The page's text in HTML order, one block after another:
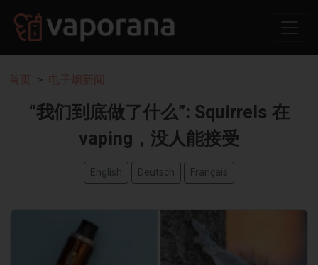
首页 电子烟新闻
“我们到底做了什么”: Squirrels 在
vaping，没人能接受
English Deutsch Français